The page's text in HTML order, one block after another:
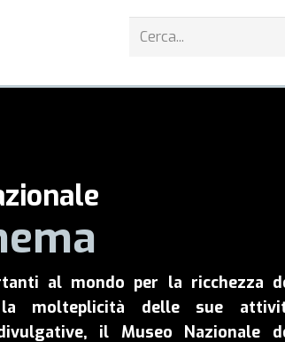
al mondo per la ricchezza
molteplicità delle sue
il Museo Nazionale